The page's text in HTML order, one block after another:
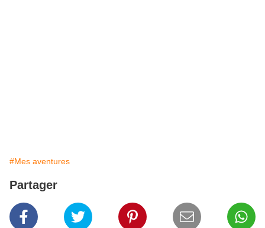
#Mes aventures
Partager